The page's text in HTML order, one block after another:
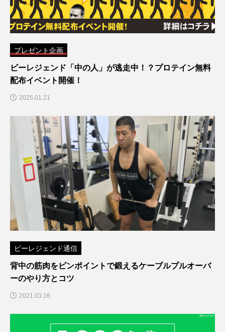
プレゼント企画
ビーレジェンド「中の人」が逃走中！？プロテイン無料
配布イベント開催！
2025.01.21
ビーレジェンド通信
背中の筋肉をピンポイントで鍛えるケーブルプルオーバ
ーのやり方とコツ
2021.03.16